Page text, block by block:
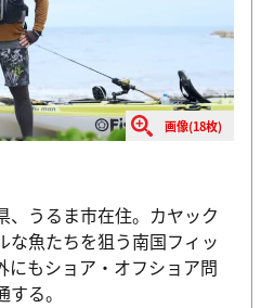
画像(18枚)
、うるま市在住。カヤック
な魚たちを狙う南国フィッ
にもショア・オフショア問
る。